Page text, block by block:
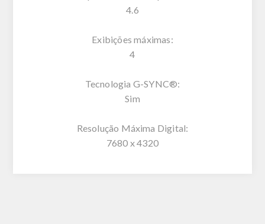
4.6
Exibições máximas:
4
Tecnologia G-SYNC®:
Sim
Resolução Máxima Digital:
7680 x 4320